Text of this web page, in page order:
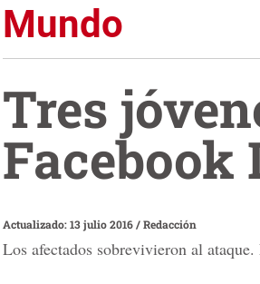
Mundo
Tres
Facebook
Actualizado: 13 julio 2016/Redacción
Los afectados sobrevivieron al